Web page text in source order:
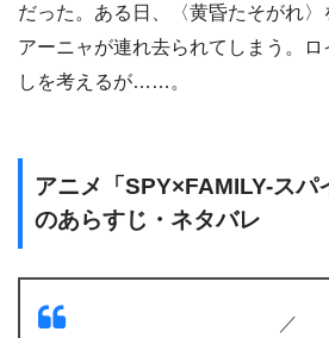
だった。ある日、〈黄昏たそがれ
アーニャが連れ去られてしまう。
しを考えるが……。
アニメ「SPY×FAMILY-スパ
のあらすじ・ネタバレ
／